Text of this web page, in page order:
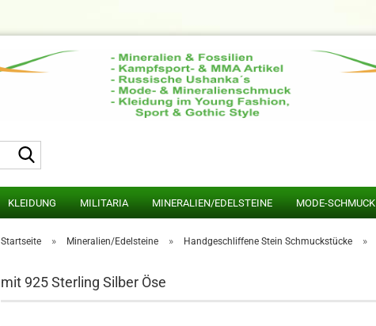
KLEIDUNG MILITARIA MINERALIEN/EDELSTEINE MODE-SCHMUCK
Startseite » Mineralien/Edelsteine » Handgeschliffene Stein Schmuckstücke »
mit 925 Sterling Silber Öse